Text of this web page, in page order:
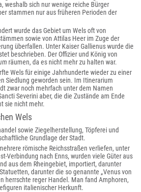
weshalb sich nur wenige reiche Bürger
stammen nur aus früheren Perioden der
wurde das Gebiet um Wels oft von
sowie von Attilas Heer im Zuge der
überfallen. Unter Kaiser Gallienus wurde die
beschrieben. Der Offizier und König von
räumen, da es nicht mehr zu halten war.
Wels für einige Jahrhunderte wieder zu einer
Siedlung geworden sein. Im Itinerarium
zwar noch mehrfach unter dem Namen
Severini aber, die die Zustände am Ende
sie nicht mehr.
Wels
sowie Ziegelherstellung, Töpferei und
Grundlage der Stadt.
römische Reichsstraßen verliefen, unter
Verbindung nach Enns, wurden viele Güter aus
aus dem Rheingebiet, importiert, darunter
darunter die so genannte „Venus von
herrschte reger Handel. Man fand Amphoren,
italienischer Herkunft.